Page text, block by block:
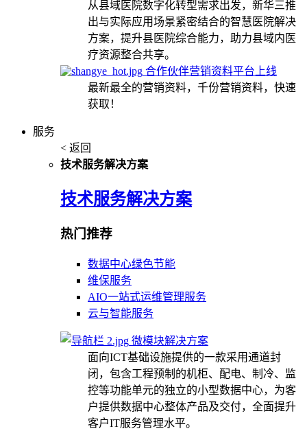
从县域医院数字化转型需求出发，新华三推
出与实际应用场景紧密结合的智慧医院解决
方案，提升县医院综合能力，助力县域内医
疗资源整合共享。
合作伙伴营销资料平台上线
最新最全的营销资料，千份营销资料，快速
获取！
服务
< 返回
技术服务解决方案
技术服务解决方案
热门推荐
数据中心绿色节能
维保服务
AIO一站式运维管理服务
云与智能服务
微模块解决方案
面向ICT基础设施提供的一款采用通道封
闭，包含工程预制的机柜、配电、制冷、监
控等功能单元的独立的小型数据中心，为客
户提供数据中心整体产品及交付，全面提升
客户IT服务管理水平。